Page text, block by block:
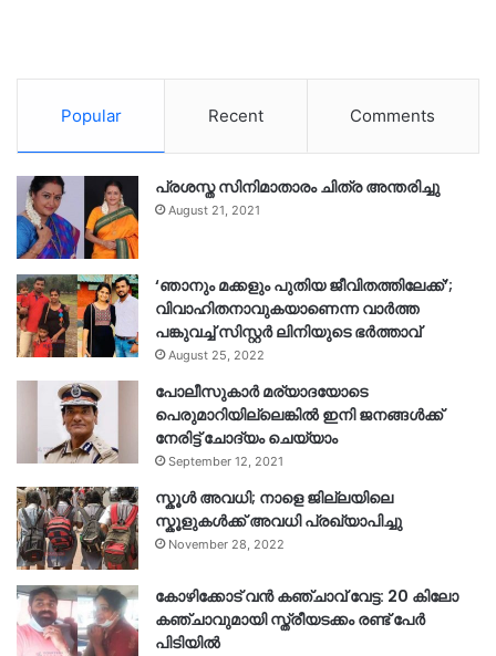
Popular Recent Comments
പ്രശസ്ത സിനിമാതാരം ചിത്ര അന്തരിച്ചു
August 21, 2021
‘ഞാനും മക്കളും പുതിയ ജീവിതത്തിലേക്ക്’;
വിവാഹിതനാവുകയാണെന്ന വാർത്ത
പങ്കുവച്ച് സിസ്റ്റർ ലിനിയുടെ ഭർത്താവ്
August 25, 2022
പോലീസുകാര്‍ മര്യാദയോടെ
പെരുമാറിയില്ലെങ്കില്‍ ഇനി ജനങ്ങള്‍ക്ക്
നേരിട്ട് ചോദ്യം ചെയ്യാം
September 12, 2021
സ്കൂൾ അവധി; നാളെ ജില്ലയിലെ
സ്കൂളുകൾക്ക് അവധി പ്രഖ്യാപിച്ചു
November 28, 2022
കോഴിക്കോട് വൻ കഞ്ചാവ് വേട്ട: 20 കിലോ
കഞ്ചാവുമായി സ്ത്രീയടക്കം രണ്ട് പേർ
പിടിയിൽ